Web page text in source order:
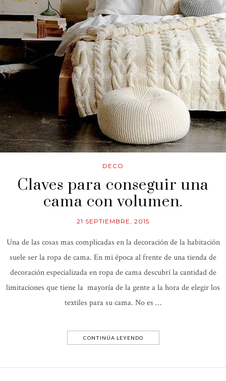
DECO
Claves para conseguir una
cama con volumen.
21 SEPTIEMBRE, 2015
Una de las cosas mas complicadas en la decoración de la habitación
suele ser la ropa de cama. En mi época al frente de una tienda de
decoración especializada en ropa de cama descubrí la cantidad de
limitaciones que tiene la mayoría de la gente a la hora de elegir los
textiles para su cama. No es …
CONTINÚA LEYENDO